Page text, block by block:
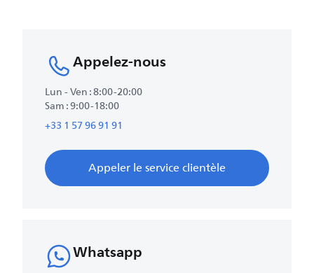
Appelez-nous
Lun - Ven : 8:00-20:00
Sam : 9:00-18:00
+33 1 57 96 91 91
Appeler le service clientèle
Whatsapp